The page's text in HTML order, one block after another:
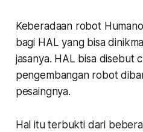
Keberadaan robot
bagi HAL yang bisa
jasanya. HAL bisa disebut
pengembangan robot
pesaingnya.
Hal itu terbukti dari